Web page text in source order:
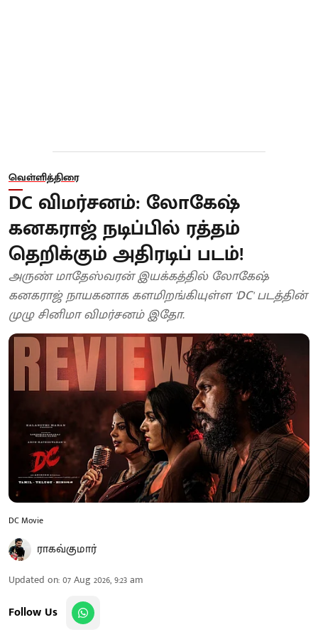
வெள்ளித்திரை
DC விமர்சனம்: லோகேஷ்
கனகராஜ் நடிப்பில் ரத்தம்
தெறிக்கும் அதிரடிப் படம்!
அருண் மாதேஸ்வரன் இயக்கத்தில் லோகேஷ்
கனகராஜ் நாயகனாக களமிறங்கியுள்ள 'DC' படத்தின்
முழு சினிமா விமர்சனம் இதோ.
DC Movie
ராகவ்குமார்
Updated on:07 Aug 2026, 9:23 am
Follow Us